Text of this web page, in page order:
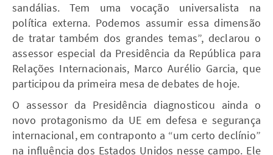
sandálias. Tem uma vocação universalista na
política externa. Podemos assumir essa dimensão
de tratar também dos grandes temas”, declarou o
assessor especial da Presidência da República para
Relações Internacionais, Marco Aurélio Garcia, que
participou da primeira mesa de debates de hoje.
O assessor da Presidência diagnosticou ainda o
novo protagonismo da UE em defesa e segurança
internacional, em contraponto a “um certo declínio”
na influência dos Estados Unidos nesse campo. Ele